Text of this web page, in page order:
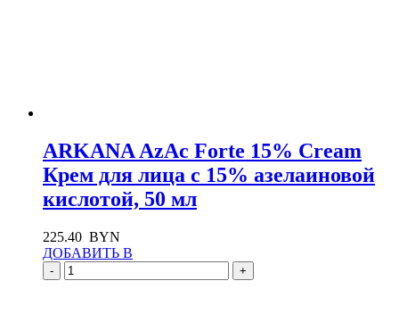
ARKANA AzAc Forte 15% Cream
Крем для лица с 15% азелаиновой
кислотой, 50 мл
225.40 BYN
ДОБАВИТЬ В
- +